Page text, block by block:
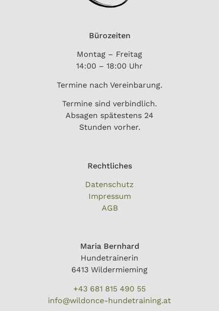
Bürozeiten
Montag – Freitag
14:00 – 18:00 Uhr
Termine nach Vereinbarung.
Termine sind verbindlich.
Absagen spätestens 24
Stunden vorher.
Rechtliches
Datenschutz
Impressum
AGB
Maria Bernhard
Hundetrainerin
6413 Wildermieming
+43 681 815 490 55
info@wildonce-hundetraining.at